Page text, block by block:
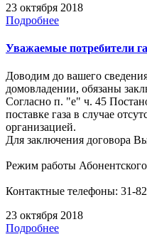
23 октября 2018
Подробнее
Уважаемые потребители
Доводим до вашего
домовладении, обязаны
Согласно п. "е" ч. 45
поставке газа в случае
организацией.
Для заключения договора
Режим работы
пт: с
Контактные телефоны: 31-
23 октября 2018
Подробнее